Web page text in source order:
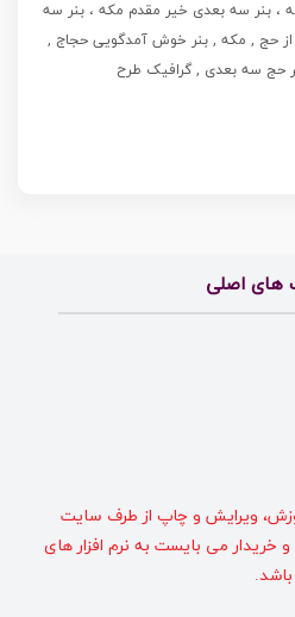
، بنر سه بعدی خیر مقدم مکه ، بنر سه
از حج , مکه , بنر خوش آمدگویی حجاج ,
حج سه بعدی , گرافیک طرح
های اصلی
ویرایش و چاپ از طرف سایت
خریدار می بایست به نرم افزار های